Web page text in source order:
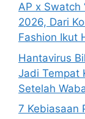
AP x Swatch
2026, Dari
Fashion Ikut
Hantavirus
Jadi Tempat
Setelah
7 Kebiasaan